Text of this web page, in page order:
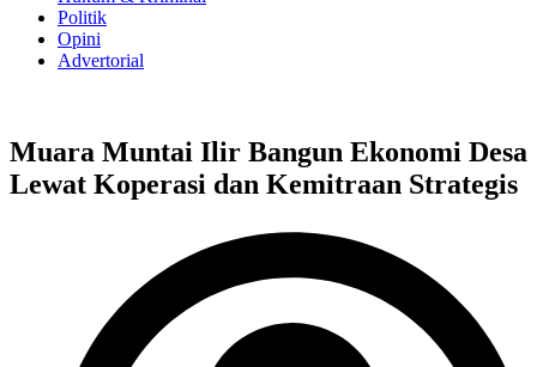
Politik
Opini
Advertorial
Muara Muntai Ilir Bangun Ekonomi Desa
Lewat Koperasi dan Kemitraan Strategis